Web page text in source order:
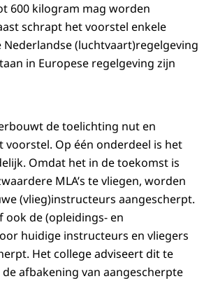
600 kilogram mag worden
schrapt het voorstel enkele
(luchtvaart)regelgeving
in Europese regelgeving zijn
de toelichting nut en
voorstel. Op één onderdeel is het
Omdat het in de toekomst is
MLA’s te vliegen, worden
(vlieg)instructeurs aangescherpt.
ook de (opleidings- en
huidige instructeurs en vliegers
Het college adviseert dit te
afbakening van aangescherpte